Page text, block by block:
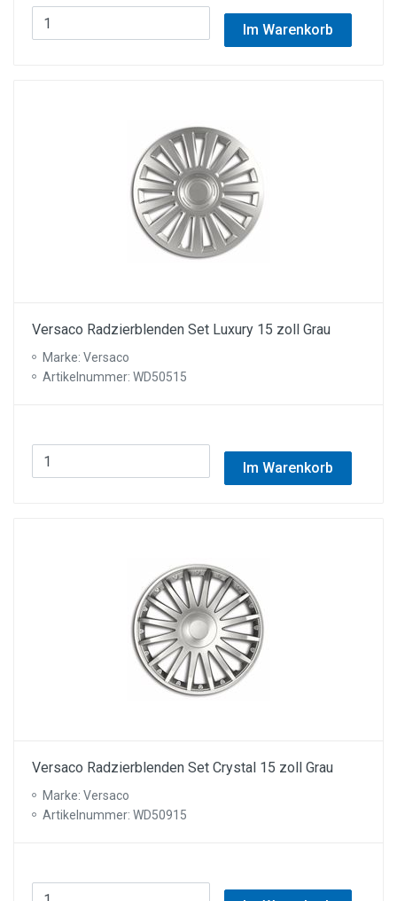
Im Warenkorb
Versaco Radzierblenden Set Luxury 15 zoll Grau
Marke: Versaco
Artikelnummer: WD50515
Im Warenkorb
Versaco Radzierblenden Set Crystal 15 zoll Grau
Marke: Versaco
Artikelnummer: WD50915